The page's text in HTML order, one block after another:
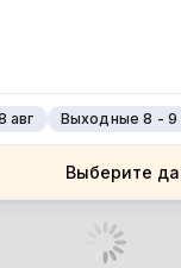
авг Выходные 8 - 9
Выберите